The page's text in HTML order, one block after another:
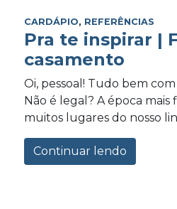
CARDÁPIO, REFERÊNCIAS
Pra te inspirar |
casamento
Oi, pessoal! Tudo bem
Não é legal? A época mais
muitos lugares do nosso
Continuar lendo